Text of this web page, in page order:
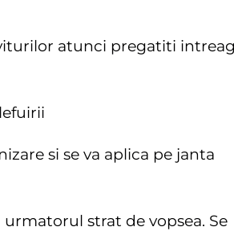
atunci pregatiti
si se va aplica pe janta
urmatorul strat de vopsea. Se